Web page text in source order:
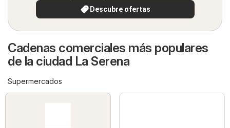
Descubre ofertas
Cadenas comerciales más populares
de la ciudad La Serena
Supermercados